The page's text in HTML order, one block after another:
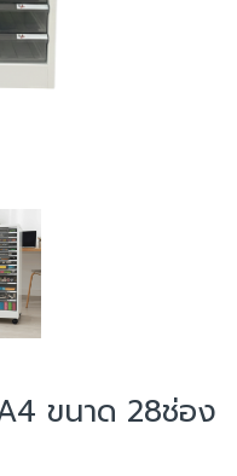
ขนาด 28ช่อง